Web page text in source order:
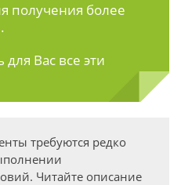
получения более
Вас все эти
требуются редко
Читайте описание